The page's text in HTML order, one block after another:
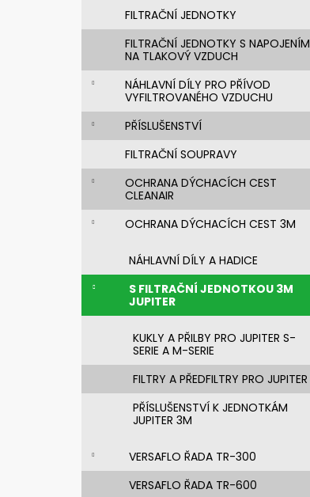
FILTRAČNÍ JEDNOTKY
FILTRAČNÍ JEDNOTKY S NAPOJENÍM
NA TLAKOVÝ VZDUCH
NÁHLAVNÍ DÍLY PRO PŘÍVOD
VYFILTROVANÉHO VZDUCHU
PŘÍSLUŠENSTVÍ
FILTRAČNÍ SOUPRAVY
OCHRANA DÝCHACÍCH CEST
CLEANAIR
OCHRANA DÝCHACÍCH CEST 3M
NÁHLAVNÍ DÍLY A HADICE
S FILTRAČNÍ JEDNOTKOU 3M
JUPITER
KUKLY A PŘILBY PRO JUPITER S-
SERIE A M-SERIE
FILTRY A PŘEDFILTRY PRO JUPITER
PŘÍSLUŠENSTVÍ K JEDNOTKÁM
JUPITER 3M
VERSAFLO ŘADA TR-300
VERSAFLO ŘADA TR-600
NEHOŘLAVÁ BLŮZA JAKUB
1 450 Kč